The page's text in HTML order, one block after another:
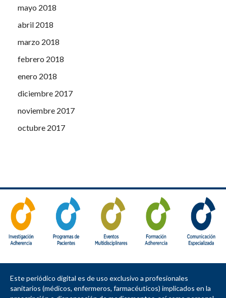
mayo 2018
abril 2018
marzo 2018
febrero 2018
enero 2018
diciembre 2017
noviembre 2017
octubre 2017
Este periódico digital es de uso exclusivo a profesionales
sanitarios (médicos, enfermeros, farmacéuticos) implicados en la